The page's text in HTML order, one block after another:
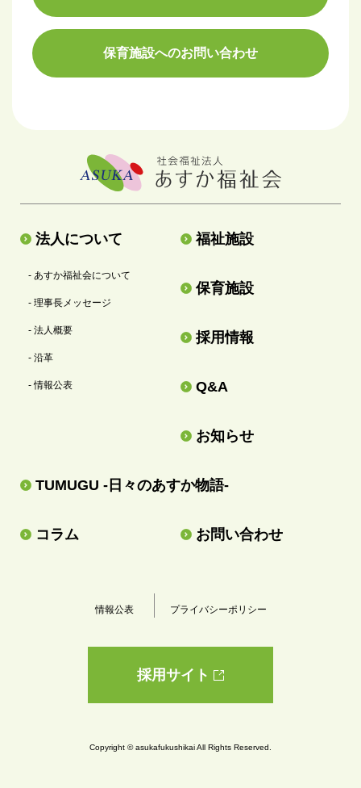
保育施設へのお問い合わせ
法人について
- あすか福祉会について
- 理事長メッセージ
- 法人概要
- 沿革
- 情報公表
福祉施設
保育施設
採用情報
Q&A
お知らせ
TUMUGU -日々のあすか物語-
コラム お問い合わせ
情報公表 プライバシーポリシー
採用サイト
Copyright © asukafukushikai All Rights Reserved.